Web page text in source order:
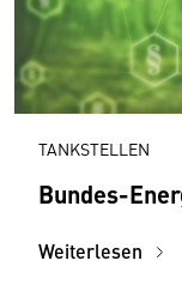
TANKSTELLEN
Bundes-
Weiterlesen